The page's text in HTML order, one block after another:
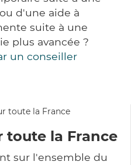
d'une aide à
suite à une
plus avancée ?
un conseiller
toute la France
sur l'ensemble du